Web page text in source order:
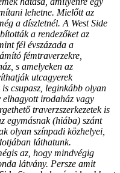
lehetne. Mielőtt az
a díszletnél. A West Side
a rendezőket az
fél évszázada a
fémtraverzekre,
s amelyeken az
utcagyerek
csupasz, leginkább olyan
elhagyott irodaház vagy
traverzszerkezetek is
egymásnak (hiába) szánt
olyan színpadi közhelyei,
láthatunk.
az, hogy mindvégig
látvány. Persze amit